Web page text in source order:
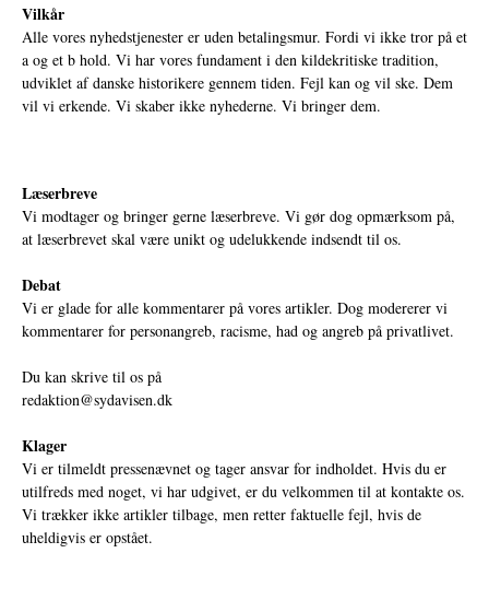
Vilkår
Alle vores nyhedstjenester er uden betalingsmur. Fordi vi ikke tror på et
a og et b hold. Vi har vores fundament i den kildekritiske tradition,
udviklet af danske historikere gennem tiden. Fejl kan og vil ske. Dem
vil vi erkende. Vi skaber ikke nyhederne. Vi bringer dem.
Læserbreve
Vi modtager og bringer gerne læserbreve. Vi gør dog opmærksom på,
at læserbrevet skal være unikt og udelukkende indsendt til os.
Debat
Vi er glade for alle kommentarer på vores artikler. Dog modererer vi
kommentarer for personangreb, racisme, had og angreb på privatlivet.
Du kan skrive til os på
redaktion@sydavisen.dk
Klager
Vi er tilmeldt pressenævnet og tager ansvar for indholdet. Hvis du er
utilfreds med noget, vi har udgivet, er du velkommen til at kontakte os.
Vi trækker ikke artikler tilbage, men retter faktuelle fejl, hvis de
uheldigvis er opstået.